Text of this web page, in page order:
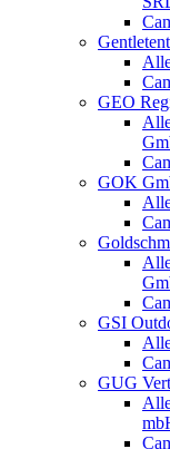
GEO
GOK
GSI
GUG